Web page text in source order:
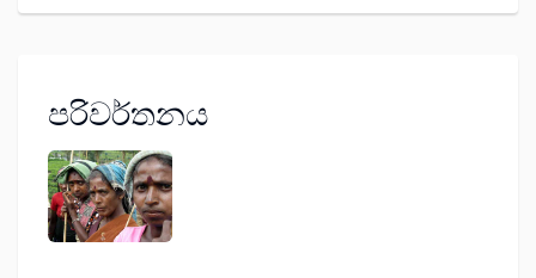
පරිවර්තනය